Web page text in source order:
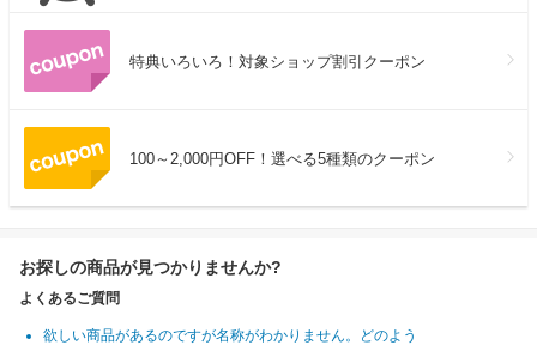
特典いろいろ！対象ショップ割引クーポン
100～2,000円OFF！選べる5種類のクーポン
お探しの商品が見つかりませんか?
よくあるご質問
欲しい商品があるのですが名称がわかりません。どのよう